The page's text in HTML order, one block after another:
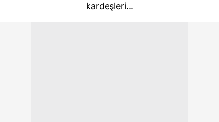
kardeşleri...